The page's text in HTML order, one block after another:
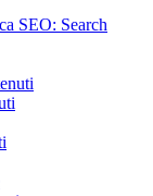
SEO: Search